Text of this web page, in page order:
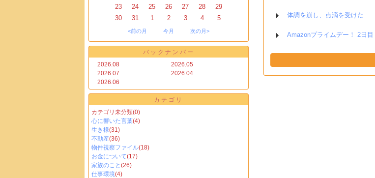
23
24 25 26 27 28
29
30
31 1 2 3 4 5
<前の月 今月 次の月>
バックナンバー
2026.08
2026.07
2026.06
2026.05
2026.04
カテゴリ
カテゴリ未分類(0)
心に響いた言葉(4)
生き様(31)
不動産(36)
物件視察ファイル(18)
お金について(17)
家族のこと (26)
仕事環境(4)
体調を崩し、点滴を受けた
Amazonプライムデー！ 2日目